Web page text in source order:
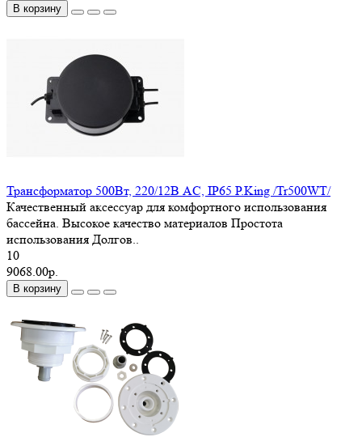
В корзину
Трансформатор 500Вт, 220/12В AC, IP65 P.King /Tr500WT/
Качественный аксессуар для комфортного использования
бассейна. Высокое качество материалов Простота
использования Долгов..
10
9068.00р.
В корзину